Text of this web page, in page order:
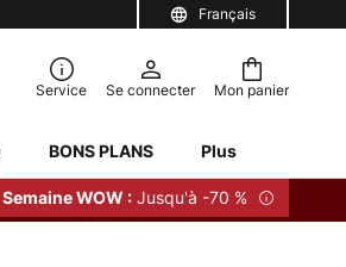
Français
Mon panier
Service Se connecter
BONS PLANS Plus
Semaine WOW : Jusqu'à -70 %